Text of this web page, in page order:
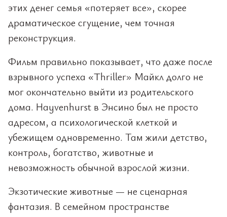
этих денег семья «потеряет все», скорее
драматическое сгущение, чем точная
реконструкция.
Фильм правильно показывает, что даже после
взрывного успеха «Thriller» Майкл долго не
мог окончательно выйти из родительского
дома. Hayvenhurst в Энсино был не просто
адресом, а психологической клеткой и
убежищем одновременно. Там жили детство,
контроль, богатство, животные и
невозможность обычной взрослой жизни.
Экзотические животные — не сценарная
фантазия. В семейном пространстве